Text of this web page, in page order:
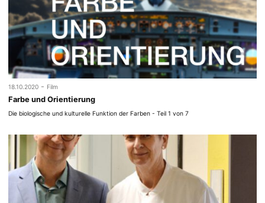
18.10.2020 - Film
Farbe und Orientierung
Die biologische und kulturelle Funktion der Farben - Teil 1 von 7